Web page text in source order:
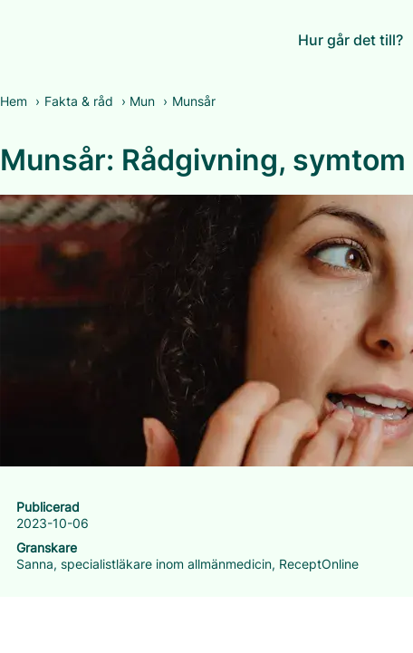
Hur går det till?
Hem › Fakta & råd › Mun › Munsår
Munsår: Rådgivning,
Publicerad
2023-10-06
Granskare
Sanna, specialistläkare inom allmänmedicin, ReceptOnline